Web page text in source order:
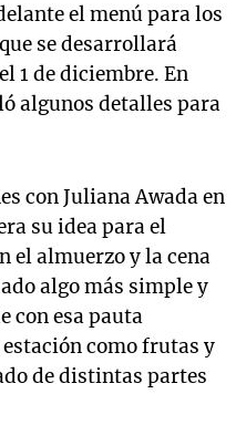
el menú para los
se desarrollará
1 de diciembre. En
algunos detalles para
con Juliana Awada en
su idea para el
el almuerzo y la cena
algo más simple y
con esa pauta
como frutas y
de distintas partes